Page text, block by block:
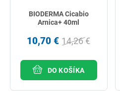
BIODERMA Cicabio
Arnica+ 40ml
10,70 € 14,26 €
DO KOŠÍKA